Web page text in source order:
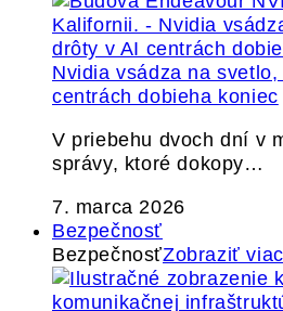
Nvidia vsádza na
centrách dobieha koniec
V priebehu dvoch dní v
správy, ktoré dokopy…
7. marca 2026
Bezpečnosť
BezpečnosťZobraziť viac